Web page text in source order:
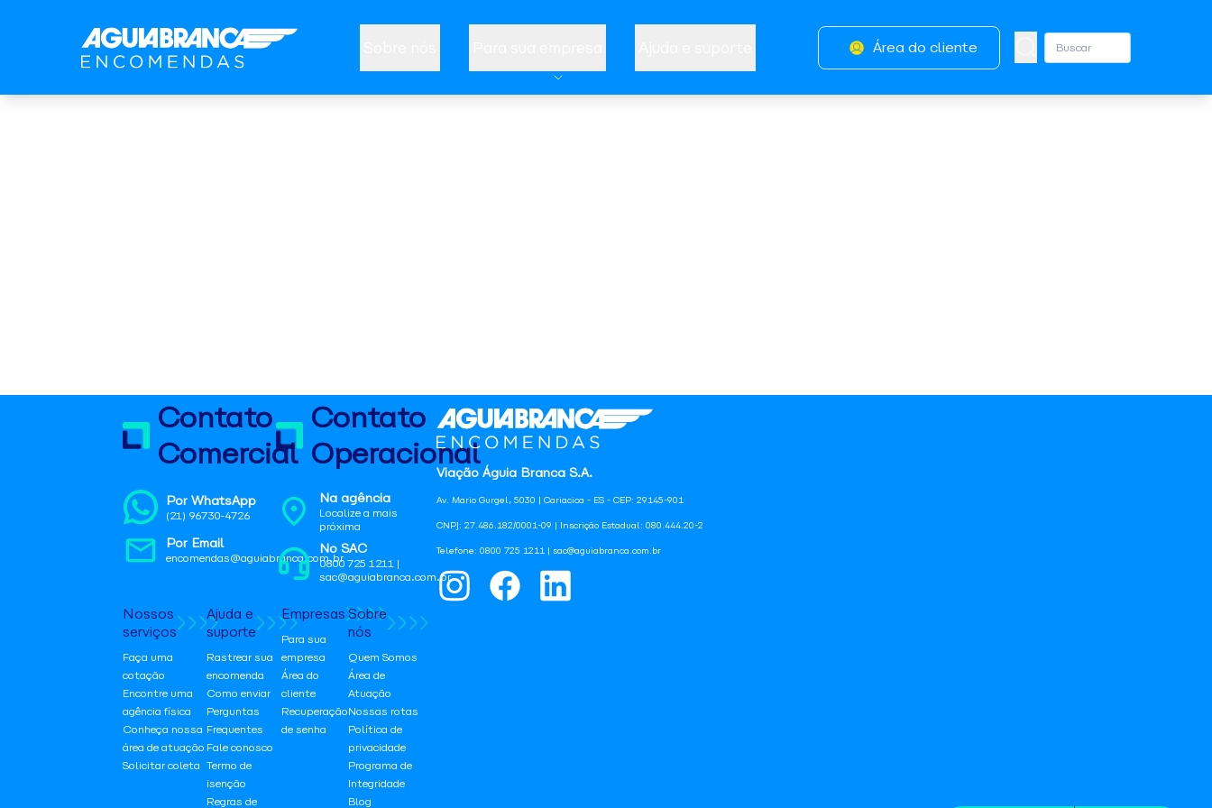
Área do cliente
Viação Águia Branca S.A.
Av. Mario Gurgel, 5030 | Cariacica - ES - CEP: 29145-901
CNPJ: 27.486.182/0001-09 | Inscrição Estadual: 080.444.20-2
Telefone: 0800 725 1211 | sac@aguiabranca.com.br
Contato
Comercial
Por WhatsApp
(21) 96730-4726
Por Email
encomendas@aguiabranca.com.br
Contato
Operacional
Na agência
Localize a mais
próxima
No SAC
0800 725 1211 |
sac@aguiabranca.com.br
Nossos
serviços
Faça uma
cotação
Encontre uma
agência física
Conheça nossa
área de atuação
Solicitar coleta
Ajuda e
suporte
Rastrear sua
encomenda
Como enviar
Perguntas
Frequentes
Fale conosco
Termo de
isenção
Regras de
Empresas
Para sua
empresa
Área do
cliente
Recuperação
de senha
Sobre
nós
Quem Somos
Área de
Atuação
Nossas rotas
Política de
privacidade
Programa de
Integridade
Blog